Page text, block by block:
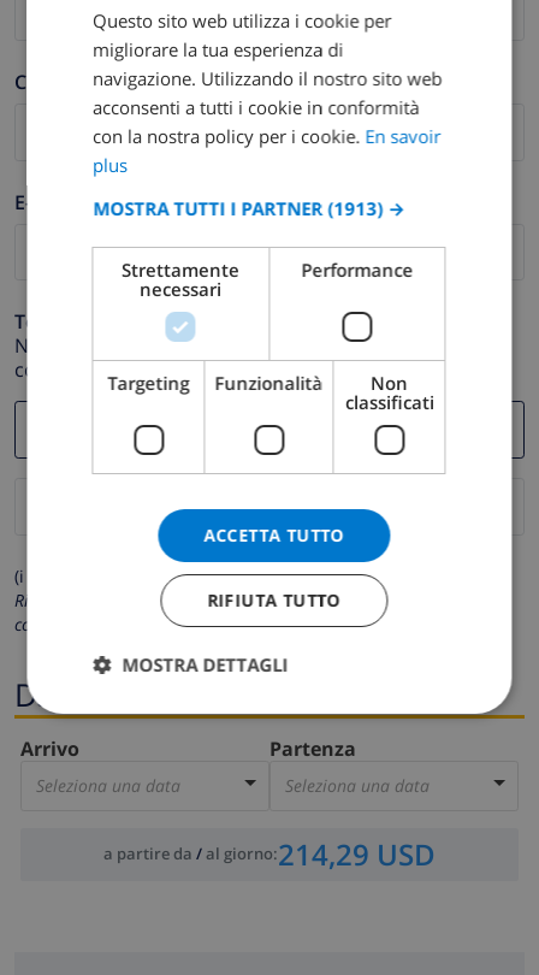
Cognome *
E-mail *
Telefono *
Nel caso in cui il tuo indirizzo email non funzioni
correttamente.
(i campi contrassegnati con * sono obbligatori)
Rispettiamo la tua privacy. I tuoi dati personali non saranno mai
condivisi con gli altri.
Date
Arrivo
Seleziona una data
Partenza
Seleziona una data
a partire da /al giorno:214,29 USD
DUTCH
SPANISH
GERMAN
DANISH
NORWEGIAN
Questo sito web utilizza i cookie per
migliorare la tua esperienza di
navigazione. Utilizzando il nostro sito web
acconsenti a tutti i cookie in conformità
con la nostra policy per i cookie. En savoir
plus
MOSTRA TUTTI I PARTNER (1913) →
Strettamente
necessari
Performance
Targeting Funzionalità
Non
classificati
ACCETTA TUTTO
RIFIUTA TUTTO
MOSTRA DETTAGLI